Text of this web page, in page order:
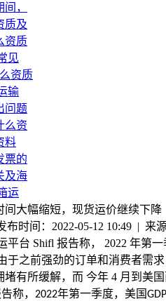
，
质及
资质
见
资质
输
问题
么资
料
票的
及海
运
间大幅缩短，现货运价继续下降
时间：2022-05-12 10:49 | 来
平台 Shifl 报告称， 2022 年第
于之前强劲的订单和消费者需
堵有所缓解，而 今年 4 月到美
称， 2022年第一季度，美国GDP